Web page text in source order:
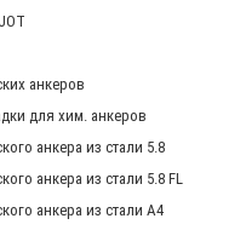
анкеров
для хим. анкеров
анкера из стали 5.8
анкера из стали 5.8 FL
анкера из стали А4